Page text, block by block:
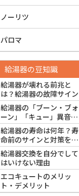
ノーリツ
パロマ
給湯器の豆知識
給湯器が壊れる前兆と
は？給湯器の故障サイン
給湯器の「ブーン・ブォ
ーン」「キュー」異音は
故障？危険？原因と対処
法
給湯器の寿命は何年？寿
命前のサインと対策を解
説
給湯器交換を自分でして
はいけない理由
エコキュートのメリッ
ト・デメリット